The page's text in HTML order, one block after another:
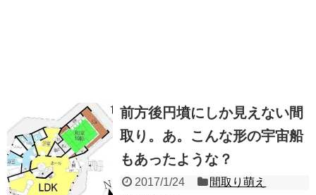
前方後円墳にしか見えない間
取り。あ。こんな形の宇宙船
もあったような？
2017/1/24
間取り萌え